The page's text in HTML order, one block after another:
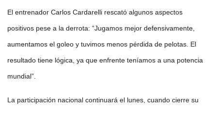
El entrenador Carlos Cardarelli rescató algunos aspectos
positivos pese a la derrota: “Jugamos mejor defensivamente,
aumentamos el goleo y tuvimos menos pérdida de pelotas. El
resultado tiene lógica, ya que enfrente teníamos a una potencia
mundial”.
La participación nacional continuará el lunes, cuando cierre su